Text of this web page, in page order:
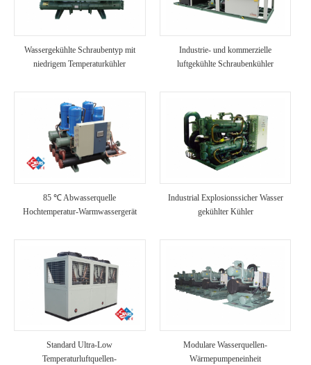
Wassergekühlte Schraubentyp mit
niedrigem Temperaturkühler
Industrie- und kommerzielle
luftgekühlte Schraubenkühler
85 ℃ Abwasserquelle
Hochtemperatur-Warmwassergerät
Industrial Explosionssicher Wasser
gekühlter Kühler
Standard Ultra-Low
Temperaturluftquellen-
Modulare Wasserquellen-
Wärmepumpeneinheit